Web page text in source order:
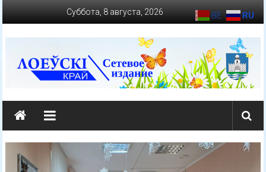
Суббота, 8 августа, 2026
loevkraj.by
Еженедельная
политическая
BE RU